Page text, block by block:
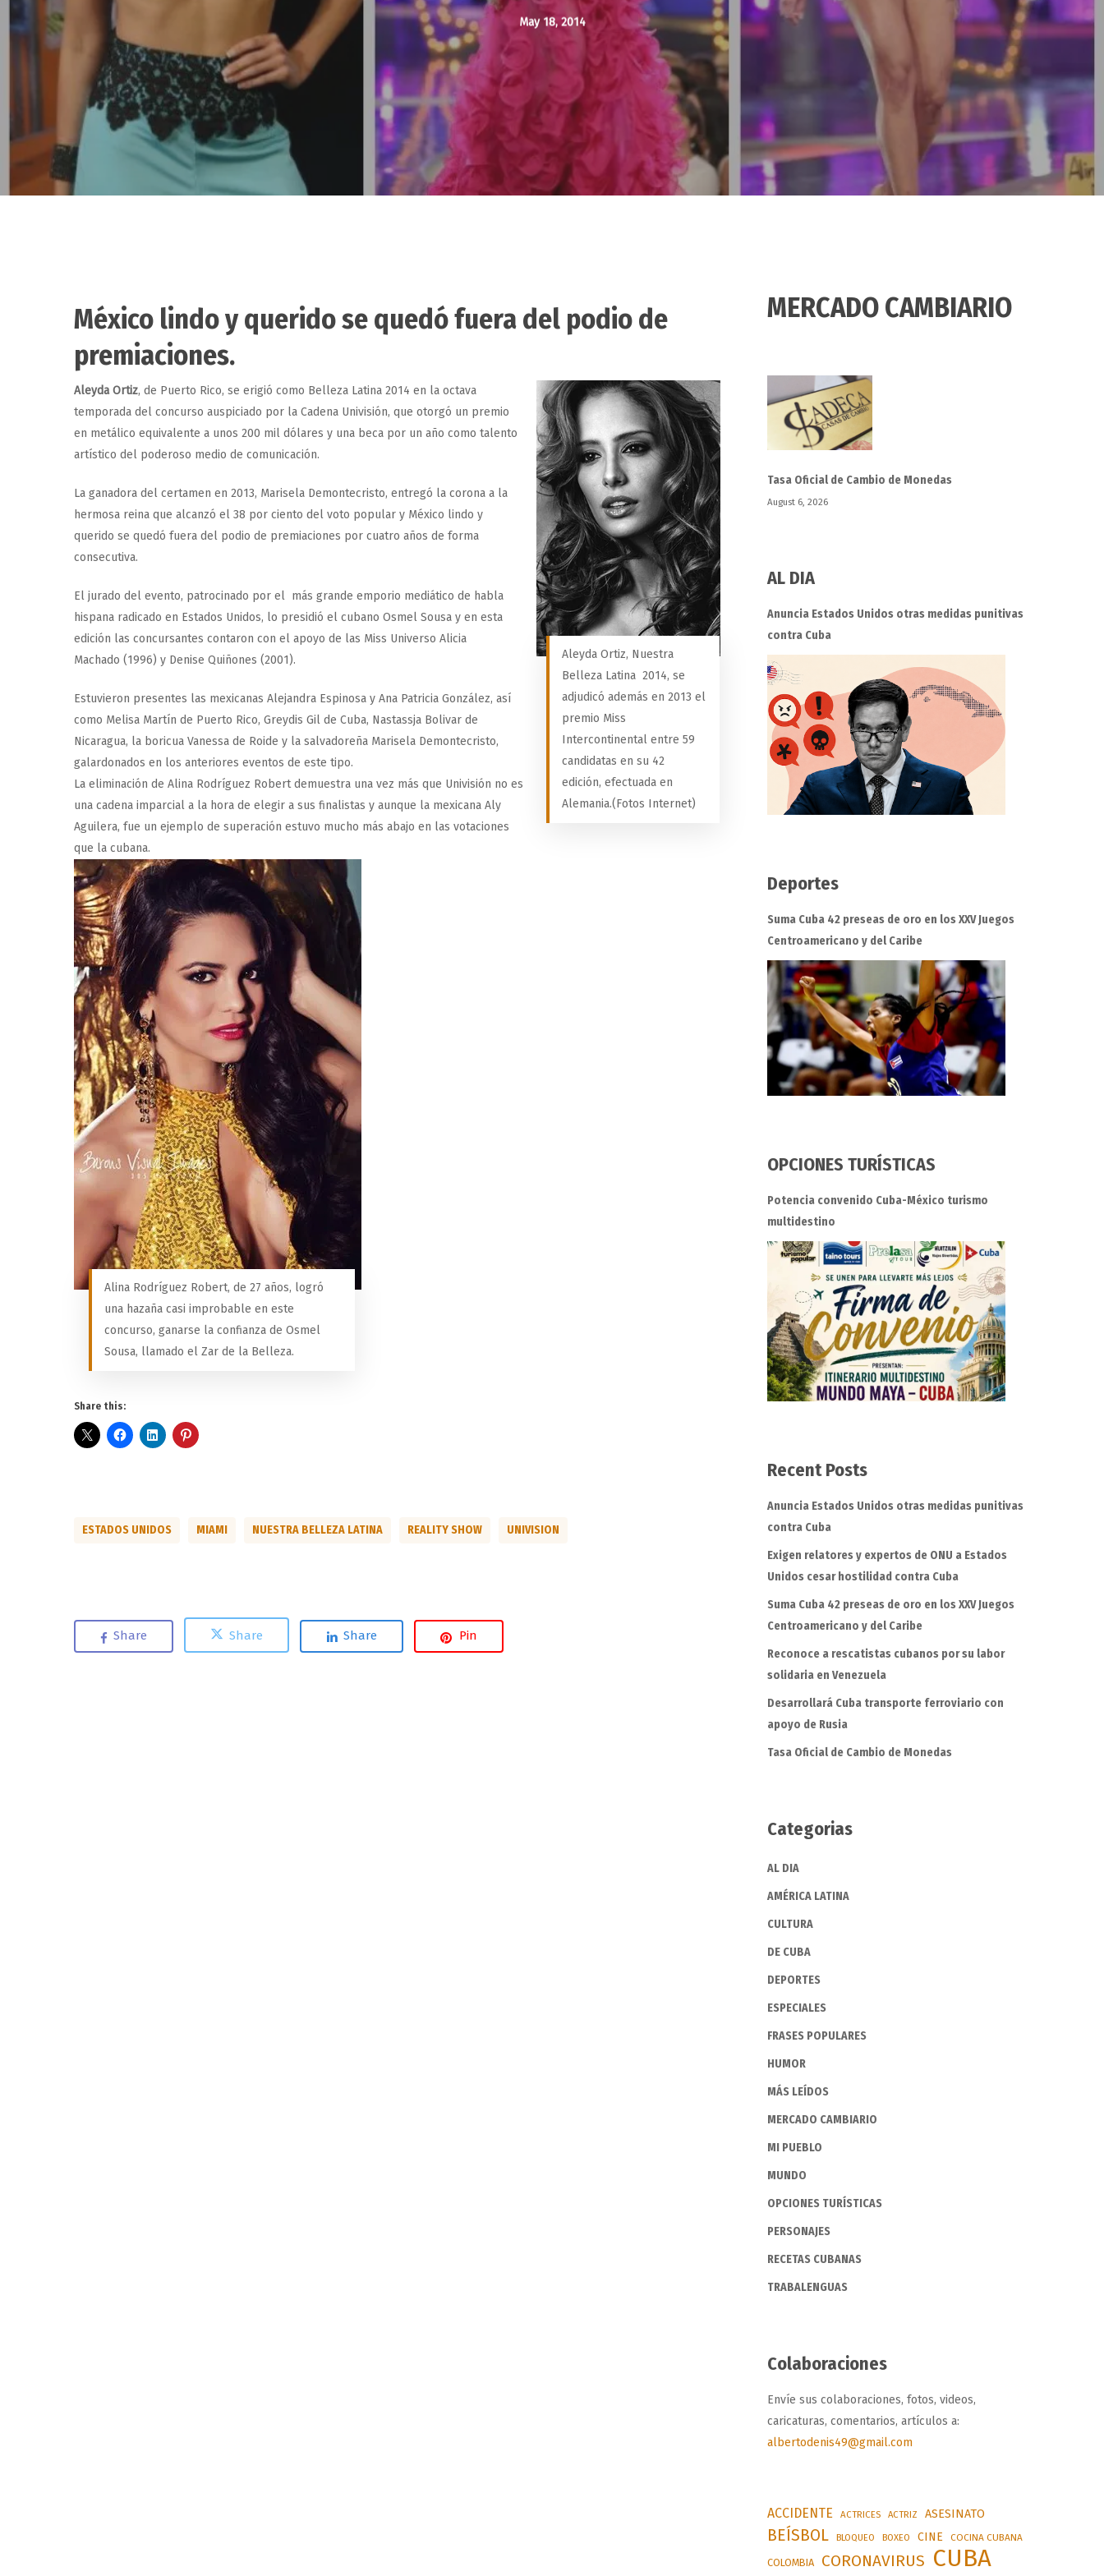
Hit enter to search or ESC to close
May 18, 2014
México lindo y querido se quedó fuera del podio de
premiaciones.
Aleyda Ortiz, Nuestra
Belleza Latina 2014, se
adjudicó además en 2013 el
premio Miss
Intercontinental entre 59
candidatas en su 42
edición, efectuada en
Alemania.(Fotos Internet)
Aleyda Ortiz, de Puerto Rico, se erigió como Belleza Latina 2014 en la octava
temporada del concurso auspiciado por la Cadena Univisión, que otorgó un premio
en metálico equivalente a unos 200 mil dólares y una beca por un año como talento
artístico del poderoso medio de comunicación.
La ganadora del certamen en 2013, Marisela Demontecristo, entregó la corona a la
hermosa reina que alcanzó el 38 por ciento del voto popular y México lindo y
querido se quedó fuera del podio de premiaciones por cuatro años de forma
consecutiva.
El jurado del evento, patrocinado por el más grande emporio mediático de habla
hispana radicado en Estados Unidos, lo presidió el cubano Osmel Sousa y en esta
edición las concursantes contaron con el apoyo de las Miss Universo Alicia
Machado (1996) y Denise Quiñones (2001).
Estuvieron presentes las mexicanas Alejandra Espinosa y Ana Patricia González, así
como Melisa Martín de Puerto Rico, Greydis Gil de Cuba, Nastassja Bolivar de
Nicaragua, la boricua Vanessa de Roide y la salvadoreña Marisela Demontecristo,
galardonados en los anteriores eventos de este tipo.
La eliminación de Alina Rodríguez Robert demuestra una vez más que Univisión no es
una cadena imparcial a la hora de elegir a sus finalistas y aunque la mexicana Aly
Aguilera, fue un ejemplo de superación estuvo mucho más abajo en las votaciones
que la cubana.
Alina Rodríguez Robert, de 27 años, logró
una hazaña casi improbable en este
concurso, ganarse la confianza de Osmel
Sousa, llamado el Zar de la Belleza.
Share this:
ESTADOS UNIDOS MIAMI NUESTRA BELLEZA LATINA REALITY SHOW UNIVISION
Share Share Share Pin
MERCADO CAMBIARIO
Tasa Oficial de Cambio de Monedas
August 6, 2026
AL DIA
Anuncia Estados Unidos otras medidas punitivas
contra Cuba
Deportes
Suma Cuba 42 preseas de oro en los XXV Juegos
Centroamericano y del Caribe
OPCIONES TURÍSTICAS
Potencia convenido Cuba-México turismo
multidestino
Recent Posts
Anuncia Estados Unidos otras medidas punitivas
contra Cuba
Exigen relatores y expertos de ONU a Estados
Unidos cesar hostilidad contra Cuba
Suma Cuba 42 preseas de oro en los XXV Juegos
Centroamericano y del Caribe
Reconoce a rescatistas cubanos por su labor
solidaria en Venezuela
Desarrollará Cuba transporte ferroviario con
apoyo de Rusia
Tasa Oficial de Cambio de Monedas
Categorias
AL DIA
AMÉRICA LATINA
CULTURA
DE CUBA
DEPORTES
ESPECIALES
FRASES POPULARES
HUMOR
MÁS LEÍDOS
MERCADO CAMBIARIO
MI PUEBLO
MUNDO
OPCIONES TURÍSTICAS
PERSONAJES
RECETAS CUBANAS
TRABALENGUAS
Colaboraciones
Envíe sus colaboraciones, fotos, videos,
caricaturas, comentarios, artículos a:
albertodenis49@gmail.com
ACCIDENTE ACTRICES ACTRIZ ASESINATO
BEÍSBOL BLOQUEO BOXEO CINE COCINA CUBANA
COLOMBIA CORONAVIRUS CUBA